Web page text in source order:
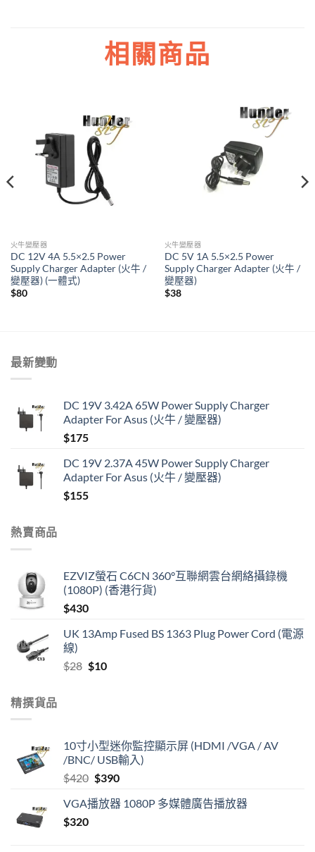
相關商品
火牛變壓器
DC 12V 4A 5.5×2.5 Power
Supply Charger Adapter (火牛 /
變壓器) (一體式)
$80
火牛變壓器
DC 5V 1A 5.5×2.5 Power
Supply Charger Adapter (火牛 /
變壓器)
$38
最新變動
DC 19V 3.42A 65W Power Supply Charger
Adapter For Asus (火牛 / 變壓器)
$175
DC 19V 2.37A 45W Power Supply Charger
Adapter For Asus (火牛 / 變壓器)
$155
熱賣商品
EZVIZ螢石 C6CN 360°互聯網雲台網絡攝錄機
(1080P) (香港行貨)
$430
UK 13Amp Fused BS 1363 Plug Power Cord (電源
線)
$28 Original
$10Current
精撰貨品
10寸小型迷你監控顯示屏 (HDMI /VGA / AV
/BNC/ USB輸入)
$420 Original
was:
$390Current
is:
VGA播放器 1080P 多媒體廣告播放器
$320